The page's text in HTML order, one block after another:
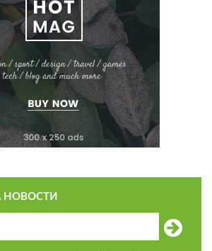
НОВОСТИ